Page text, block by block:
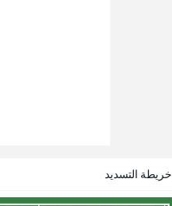
خريطة التسديد